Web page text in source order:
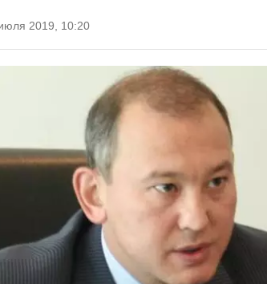
2019, 10:20